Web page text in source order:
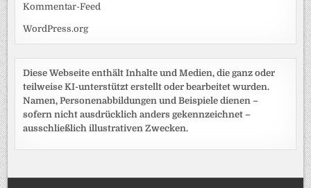
Kommentar-Feed
WordPress.org
Diese Webseite enthält Inhalte und Medien, die ganz oder
teilweise KI-unterstützt erstellt oder bearbeitet wurden.
Namen, Personenabbildungen und Beispiele dienen –
sofern nicht ausdrücklich anders gekennzeichnet –
ausschließlich illustrativen Zwecken.